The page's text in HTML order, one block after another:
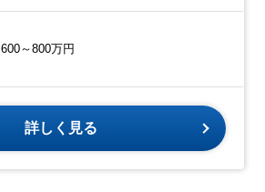
600～800万円
詳しく見る